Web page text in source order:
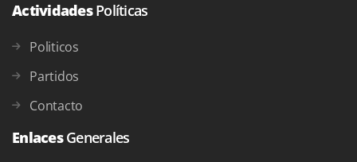
ActividadesPolíticas
Politicos
Partidos
Contacto
EnlacesGenerales